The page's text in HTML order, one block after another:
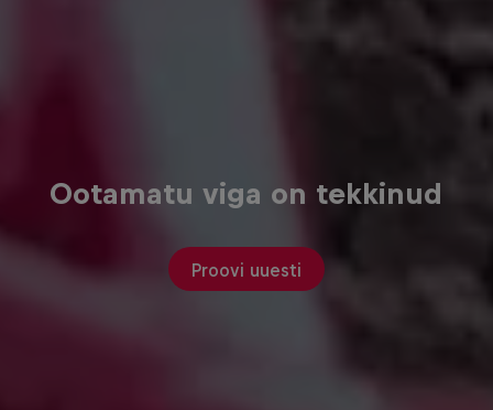
Ootamatu viga on tekkinud
Proovi uuesti